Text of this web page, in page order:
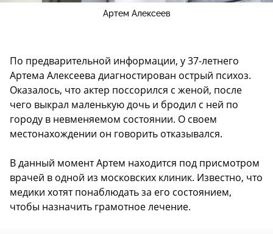
Артем Алексеев
По предварительной информации, у 37-летнего
Артема Алексеева диагностирован острый психоз.
Оказалось, что актер поссорился с женой, после
чего выкрал маленькую дочь и бродил с ней по
городу в невменяемом состоянии. О своем
местонахождении он говорить отказывался.
В данный момент Артем находится под присмотром
врачей в одной из московских клиник. Известно, что
медики хотят понаблюдать за его состоянием,
чтобы назначить грамотное лечение.